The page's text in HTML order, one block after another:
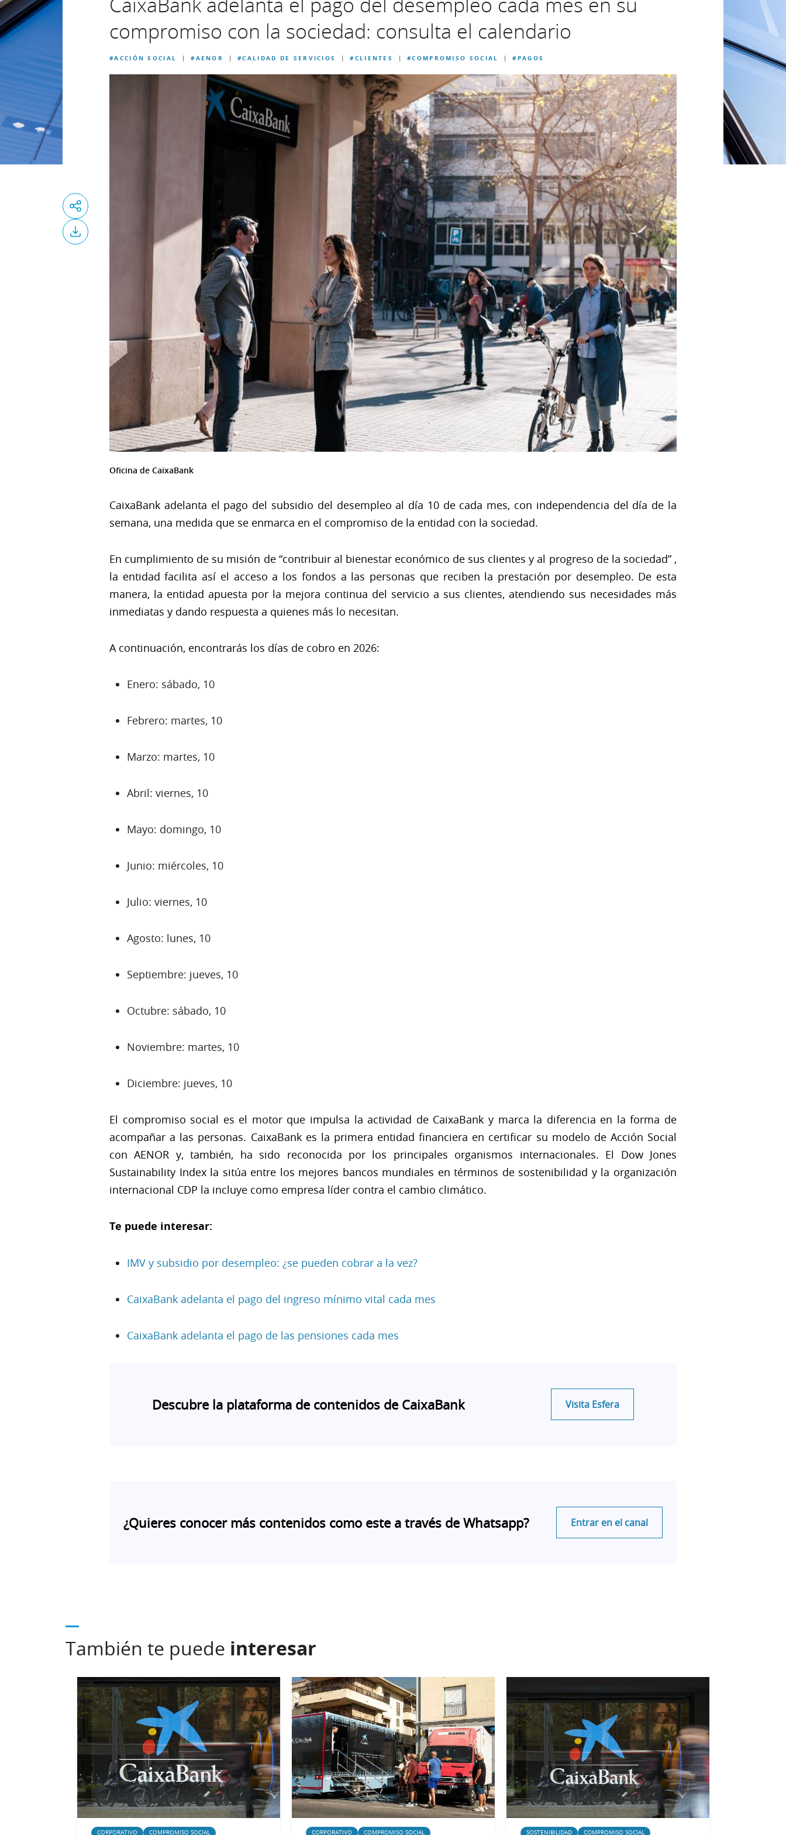
compromiso con la sociedad: consulta el calendario
#ACCIÓN SOCIAL |#AENOR |#CALIDAD DE SERVICIOS |#CLIENTES |#COMPROMISO SOCIAL |#PAGOS
Oficina de CaixaBank
CaixaBank adelanta el pago del subsidio del desempleo al día 10 de cada mes, con independencia del día de la
semana, una medida que se enmarca en el compromiso de la entidad con la sociedad.
En cumplimiento de su misión de “contribuir al bienestar económico de sus clientes y al progreso de la sociedad” ,
la entidad facilita así el acceso a los fondos a las personas que reciben la prestación por desempleo. De esta
manera, la entidad apuesta por la mejora continua del servicio a sus clientes, atendiendo sus necesidades más
inmediatas y dando respuesta a quienes más lo necesitan.
A continuación, encontrarás los días de cobro en 2026:
Enero: sábado, 10
Febrero: martes, 10
Marzo: martes, 10
Abril: viernes, 10
Mayo: domingo, 10
Junio: miércoles, 10
Julio: viernes, 10
Agosto: lunes, 10
Septiembre: jueves, 10
Octubre: sábado, 10
Noviembre: martes, 10
Diciembre: jueves, 10
El compromiso social es el motor que impulsa la actividad de CaixaBank y marca la diferencia en la forma de
acompañar a las personas. CaixaBank es la primera entidad financiera en certificar su modelo de Acción Social
con AENOR y, también, ha sido reconocida por los principales organismos internacionales. El Dow Jones
Sustainability Index la sitúa entre los mejores bancos mundiales en términos de sostenibilidad y la organización
internacional CDP la incluye como empresa líder contra el cambio climático.
Te puede interesar:
IMV y subsidio por desempleo: ¿se pueden cobrar a la vez?
CaixaBank adelanta el pago del ingreso mínimo vital cada mes
CaixaBank adelanta el pago de las pensiones cada mes
Descubre la plataforma de contenidos de CaixaBank Visita Esfera
¿Quieres conocer más contenidos como este a través de Whatsapp? Entrar en el canal
También te puede interesar
CORPORATIVO COMPROMISO SOCIAL CORPORATIVO COMPROMISO SOCIAL SOSTENIBILIDAD COMPROMISO SOCIAL